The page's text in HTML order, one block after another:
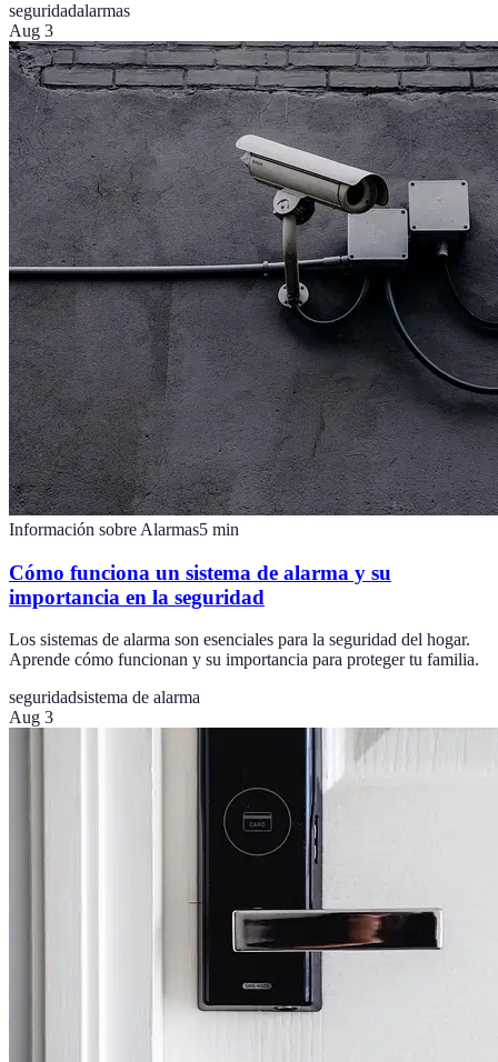
seguridadalarmas
Aug 3
Información sobre Alarmas5 min
Cómo funciona un sistema de alarma y su
importancia en la seguridad
Los sistemas de alarma son esenciales para la seguridad del hogar.
Aprende cómo funcionan y su importancia para proteger tu familia.
seguridadsistema de alarma
Aug 3